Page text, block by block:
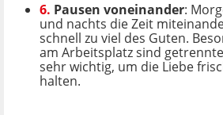
6. Pausen voneinander:
und nachts die Zeit
schnell zu viel des Guten.
am Arbeitsplatz sind
sehr wichtig, um die Liebe
halten.